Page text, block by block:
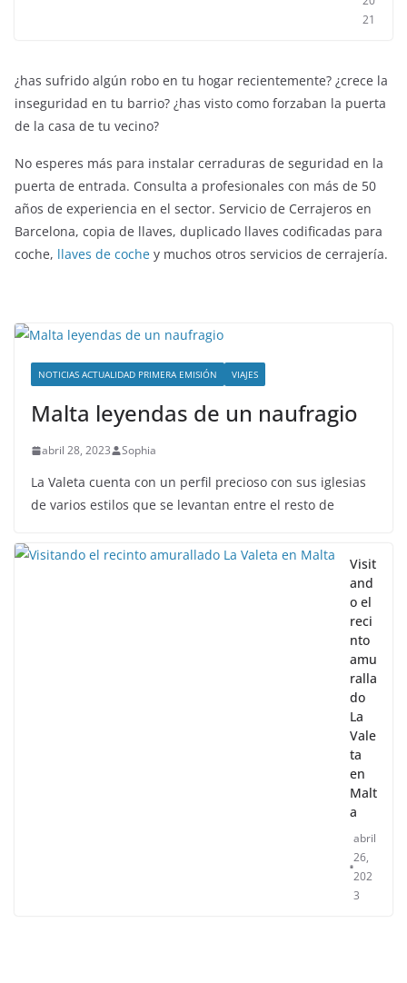
21
¿has sufrido algún robo en tu hogar recientemente? ¿crece la
inseguridad en tu barrio? ¿has visto como forzaban la puerta
de la casa de tu vecino?
No esperes más para instalar cerraduras de seguridad en la
puerta de entrada. Consulta a profesionales con más de 50
años de experiencia en el sector. Servicio de Cerrajeros en
Barcelona, copia de llaves, duplicado llaves codificadas para
coche, llaves de coche y muchos otros servicios de cerrajería.
NOTICIAS ACTUALIDAD PRIMERA EMISIÓN VIAJES
Malta leyendas de un naufragio
abril 28, 2023 Sophia
La Valeta cuenta con un perfil precioso con sus iglesias
de varios estilos que se levantan entre el resto de
Visit
and
o el
reci
nto
amu
ralla
do
La
Vale
ta
en
Malt
a
abril
26,
202
3